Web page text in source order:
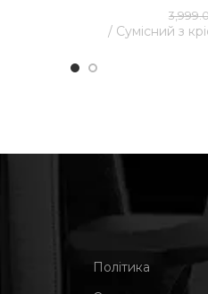
Сумісний з
Політика